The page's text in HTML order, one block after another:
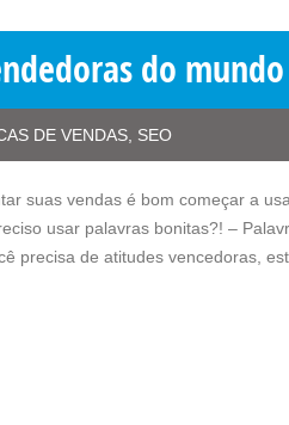
do mundo
DE VENDAS SEO
suas vendas é bom começar a
usar palavras bonitas?! –
precisa de atitudes vencedoras,